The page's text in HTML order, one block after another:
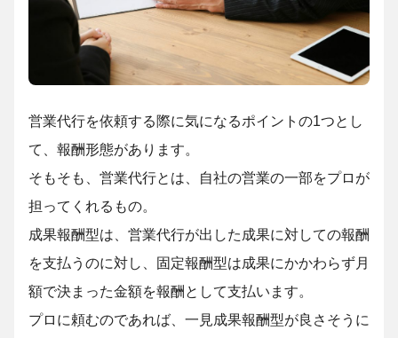
営業代行を依頼する際に気になるポイントの1つとし
て、報酬形態があります。
そもそも、営業代行とは、自社の営業の一部をプロが
担ってくれるもの。
成果報酬型は、営業代行が出した成果に対しての報酬
を支払うのに対し、固定報酬型は成果にかかわらず月
額で決まった金額を報酬として支払います。
プロに頼むのであれば、一見成果報酬型が良さそうに